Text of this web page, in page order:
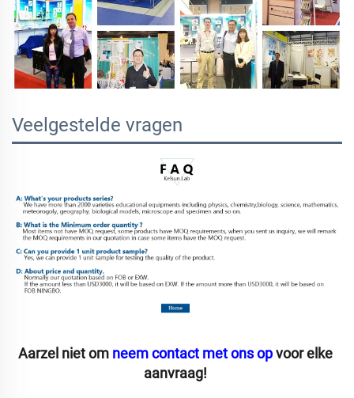
Veelgestelde vragen
Aarzel niet om neem contact met ons op voor elke
aanvraag!